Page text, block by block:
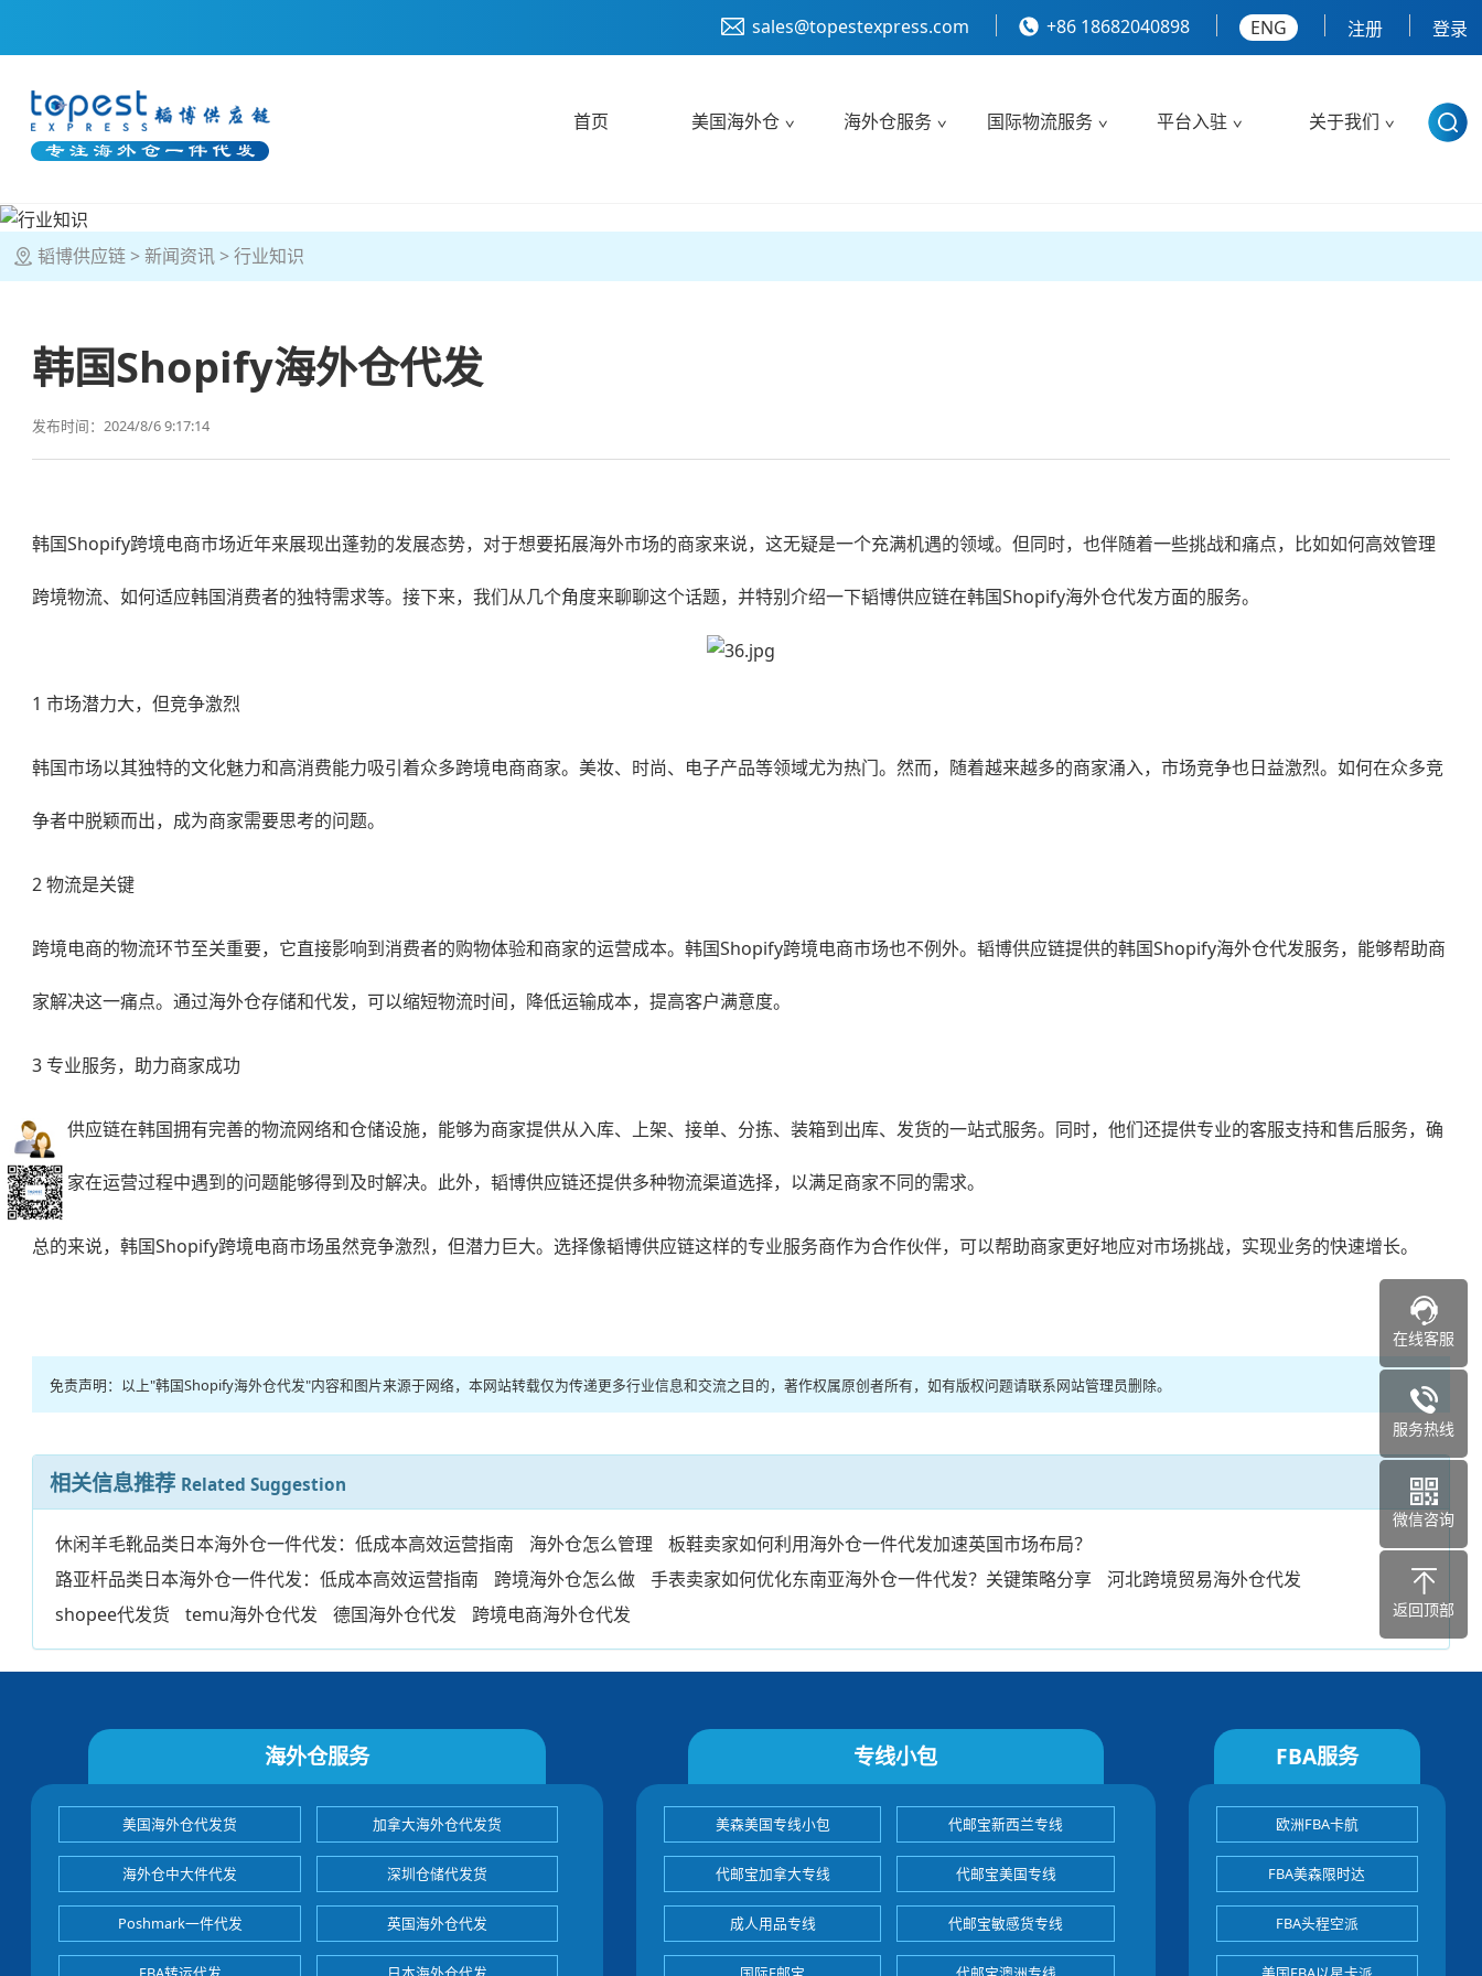
sales@topestexpress.com +86 18682040898 ENG 注册 登录
首页 美国海外仓 海外仓服务 国际物流服务 平台入驻 关于我们
韬博供应链 新闻资讯 行业知识
韩国Shopify海外仓代发
发布时间：2024/8/6 9:17:14
韩国Shopify跨境电商市场近年来展现出蓬勃的发展态势，对于想要拓展海外市场的商家来说，这无疑是一个充满机遇的领域。但同时，也伴随着一些挑战和痛点，比如如何高效管理
跨境物流、如何适应韩国消费者的独特需求等。接下来，我们从几个角度来聊聊这个话题，并特别介绍一下韬博供应链在韩国Shopify海外仓代发方面的服务。
1 市场潜力大，但竞争激烈
韩国市场以其独特的文化魅力和高消费能力吸引着众多跨境电商商家。美妆、时尚、电子产品等领域尤为热门。然而，随着越来越多的商家涌入，市场竞争也日益激烈。如何在众多竞
争者中脱颖而出，成为商家需要思考的问题。
2 物流是关键
跨境电商的物流环节至关重要，它直接影响到消费者的购物体验和商家的运营成本。韩国Shopify跨境电商市场也不例外。韬博供应链提供的韩国Shopify海外仓代发服务，能够帮助商
家解决这一痛点。通过海外仓存储和代发，可以缩短物流时间，降低运输成本，提高客户满意度。
3 专业服务，助力商家成功
韬博供应链在韩国拥有完善的物流网络和仓储设施，能够为商家提供从入库、上架、接单、分拣、装箱到出库、发货的一站式服务。同时，他们还提供专业的客服支持和售后服务，确
保商家在运营过程中遇到的问题能够得到及时解决。此外，韬博供应链还提供多种物流渠道选择，以满足商家不同的需求。
总的来说，韩国Shopify跨境电商市场虽然竞争激烈，但潜力巨大。选择像韬博供应链这样的专业服务商作为合作伙伴，可以帮助商家更好地应对市场挑战，实现业务的快速增长。
免责声明：以上"韩国Shopify海外仓代发"内容和图片来源于网络，本网站转载仅为传递更多行业信息和交流之目的，著作权属原创者所有，如有版权问题请联系网站管理员删除。
相关信息推荐 Related Suggestion
休闲羊毛靴品类日本海外仓一件代发：低成本高效运营指南 海外仓怎么管理
板鞋卖家如何利用海外仓一件代发加速英国市场布局？
路亚杆品类日本海外仓一件代发：低成本高效运营指南
跨境海外仓怎么做 手表卖家如何优化东南亚海外仓一件代发？关键策略分享
河北跨境贸易海外仓代发
shopee代发货
temu海外仓代发 德国海外仓代发 跨境电商海外仓代发
海外仓服务
美国海外仓代发货 加拿大海外仓代发货
海外仓中大件代发 深圳仓储代发货
Poshmark一件代发 英国海外仓代发
专线小包
美森美国专线小包 代邮宝新西兰专线
代邮宝加拿大专线 代邮宝美国专线
成人用品专线 代邮宝敏感货专线
FBA服务
欧洲FBA卡航
FBA美森限时达
FBA头程空派
在线客服
服务热线
微信咨询
返回顶部